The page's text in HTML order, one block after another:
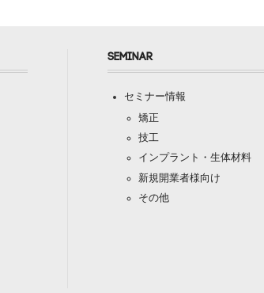
SEMINAR
セミナー情報
矯正
技工
インプラント・生体材料
新規開業者様向け
その他